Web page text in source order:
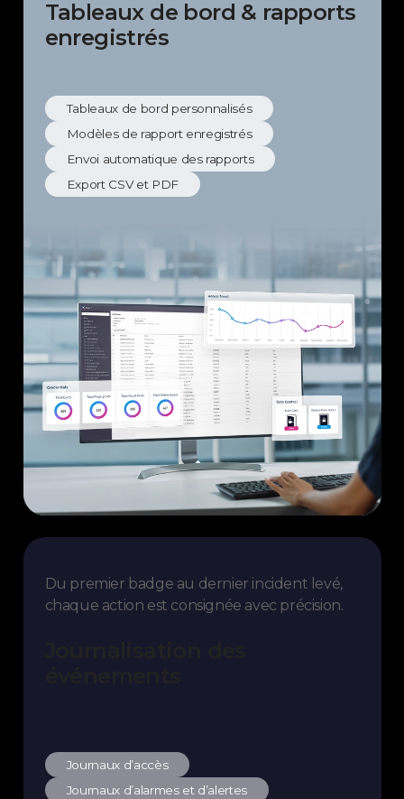
Tableaux de bord & rapports
enregistrés
Tableaux de bord personnalisés
Modèles de rapport enregistrés
Envoi automatique des rapports
Export CSV et PDF
Du premier badge au dernier incident levé,
chaque action est consignée avec précision.
Journaux d’accès
Journaux d’alarmes et d’alertes